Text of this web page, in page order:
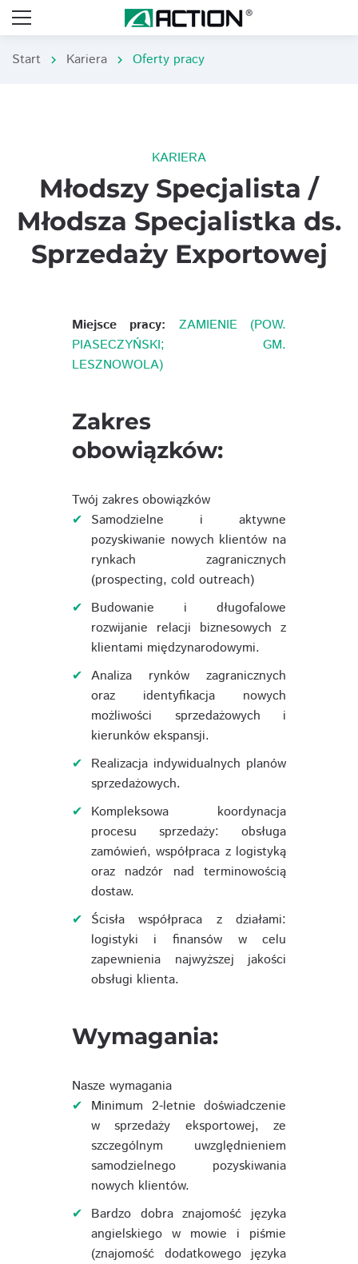
Start chevron_right Kariera chevron_right Oferty pracy
KARIERA
Młodszy Specjalista /
Młodsza Specjalistka ds.
Sprzedaży Exportowej
Miejsce pracy:
ZAMIENIE (POW.
PIASECZYŃSKI; GM.
LESZNOWOLA)
Zakres
obowiązków:
Twój zakres obowiązków
Samodzielne i aktywne
pozyskiwanie nowych klientów na
rynkach zagranicznych
(prospecting, cold outreach)
Budowanie i długofalowe
rozwijanie relacji biznesowych z
klientami międzynarodowymi.
Analiza rynków zagranicznych
oraz identyfikacja nowych
możliwości sprzedażowych i
kierunków ekspansji.
Realizacja indywidualnych planów
sprzedażowych.
Kompleksowa koordynacja
procesu sprzedaży: obsługa
zamówień, współpraca z logistyką
oraz nadzór nad terminowością
dostaw.
Ścisła współpraca z działami:
logistyki i finansów w celu
zapewnienia najwyższej jakości
obsługi klienta.
Wymagania:
Nasze wymagania
Minimum 2-letnie doświadczenie
w sprzedaży eksportowej, ze
szczególnym uwzględnieniem
samodzielnego pozyskiwania
nowych klientów.
Bardzo dobra znajomość języka
angielskiego w mowie i piśmie
(znajomość dodatkowego języka